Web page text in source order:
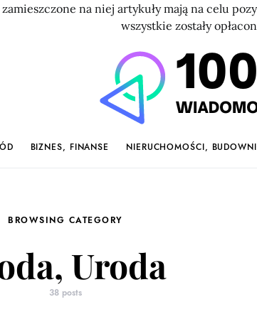
na niej artykuły mają na celu
wszystkie zostały
BIZNES, FINANSE NIERUCHOMOŚCI,
BROWSING CATEGORY
Uroda
38 posts